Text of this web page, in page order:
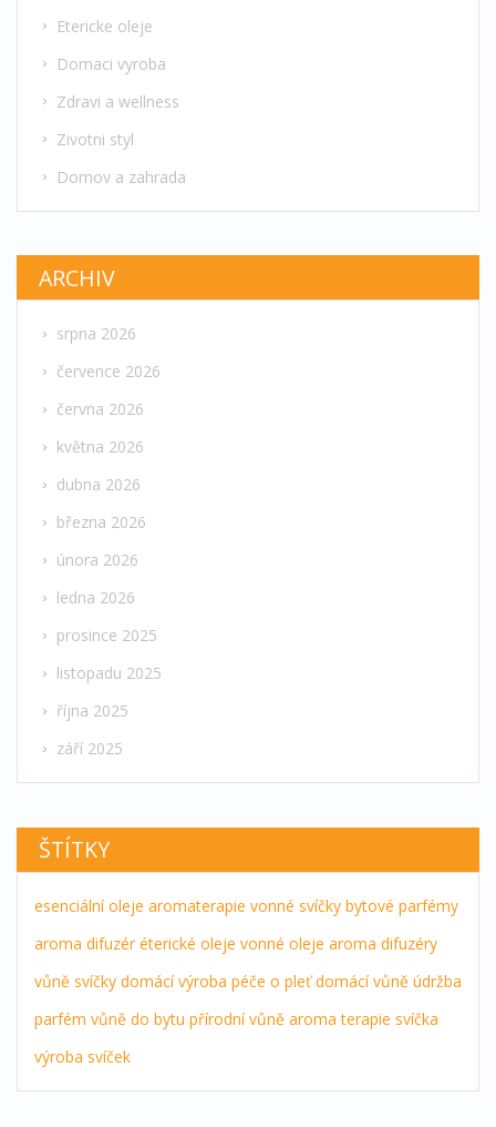
Etericke oleje
Domaci vyroba
Zdravi a wellness
Zivotni styl
Domov a zahrada
ARCHIV
srpna 2026
července 2026
června 2026
května 2026
dubna 2026
března 2026
února 2026
ledna 2026
prosince 2025
listopadu 2025
října 2025
září 2025
ŠTÍTKY
esenciální oleje aromaterapie vonné svíčky bytové parfémy
aroma difuzér éterické oleje vonné oleje aroma difuzéry
vůně svíčky domácí výroba péče o pleť domácí vůně údržba
parfém vůně do bytu přírodní vůně aroma terapie svíčka
výroba svíček